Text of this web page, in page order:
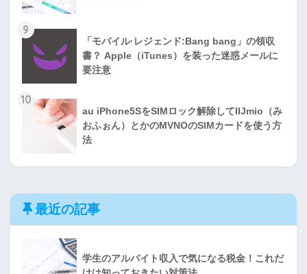
9
「モバイル·レジェンド:Bang bang」の領収
書？ Apple（iTunes）を装った迷惑メールに
要注意
10
au iPhone5SをSIMロック解除してIIJmio（み
おふぉん）とかのMVNOのSIMカードを使う方
法
最近の記事
学生のアルバイト収入で気になる税金！これだ